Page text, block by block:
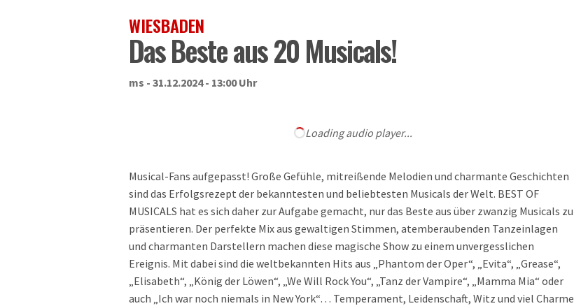
WIESBADEN
Das Beste aus 20 Musicals!
ms - 31.12.2024 - 13:00 Uhr
Loading audio player...
Musical-Fans aufgepasst! Große Gefühle, mitreißende Melodien und charmante Geschichten
sind das Erfolgsrezept der bekanntesten und beliebtesten Musicals der Welt. BEST OF
MUSICALS hat es sich daher zur Aufgabe gemacht, nur das Beste aus über zwanzig Musicals zu
präsentieren. Der perfekte Mix aus gewaltigen Stimmen, atemberaubenden Tanzeinlagen
und charmanten Darstellern machen diese magische Show zu einem unvergesslichen
Ereignis. Mit dabei sind die weltbekannten Hits aus „Phantom der Oper“, „Evita“, „Grease“,
„Elisabeth“, „König der Löwen“, „We Will Rock You“, „Tanz der Vampire“, „Mamma Mia“ oder
auch „Ich war noch niemals in New York“… Temperament, Leidenschaft, Witz und viel Charme